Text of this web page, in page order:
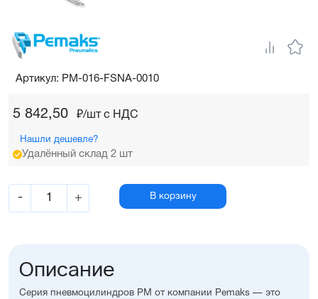
5 842,50 ₽/шт c НДС
Нашли дешевле?
Удалённый склад 2 шт
- + В корзину
Артикул: PM-016-FSNA-0010
Описание
Серия пневмоцилиндров PM от компании Pemaks — это